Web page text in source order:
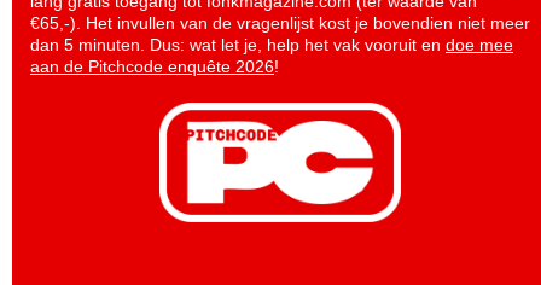
€65,-). Het invullen van de vragenlijst kost je bovendien niet meer
dan 5 minuten. Dus: wat let je, help het vak vooruit en doe mee
aan de Pitchcode enquête 2026!